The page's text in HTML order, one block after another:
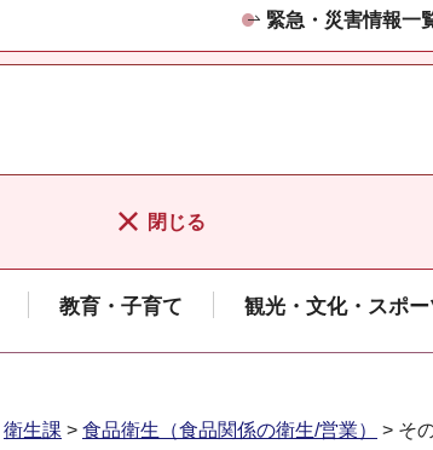
緊急・災害情報一
閉じる
教育・子育て 観光・文化・スポー
衛生課 > 食品衛生（食品関係の衛生/営業） > そ